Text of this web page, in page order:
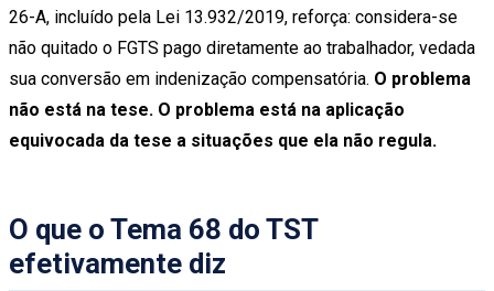
26-A, incluído pela Lei 13.932/2019, reforça: considera-se
não quitado o FGTS pago diretamente ao trabalhador, vedada
sua conversão em indenização compensatória. O problema
não está na tese. O problema está na aplicação
equivocada da tese a situações que ela não regula.
O que o Tema 68 do TST
efetivamente diz